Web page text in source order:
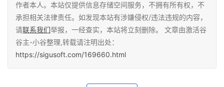
作者本人。本站仅提供信息存储空间服务，不拥有所有权，不
承担相关法律责任。如发现本站有涉嫌侵权/违法违规的内容，
请联系我们举报，一经查实，本站将立刻删除。 文章由激活谷
谷主-小谷整理,转载请注明出处：
https://sigusoft.com/169660.html